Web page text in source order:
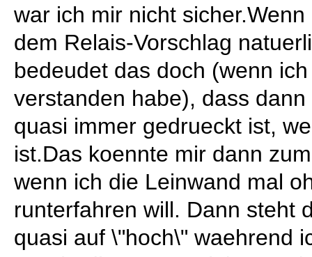
war ich mir nicht
dem Relais-Vorschlag
bedeudet das doch (wenn
verstanden habe), dass
quasi immer gedrueckt ist,
ist.Das koennte mir dann
wenn ich die Leinwand mal
runterfahren will. Dann steht
quasi auf \"hoch\" waehrend